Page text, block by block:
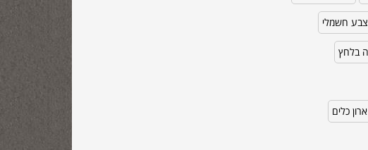
חשמלי
בלחץ
ארון כלים